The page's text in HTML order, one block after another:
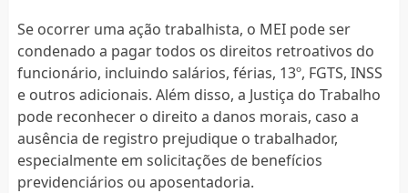
Se ocorrer uma ação trabalhista, o MEI pode ser
condenado a pagar todos os direitos retroativos do
funcionário, incluindo salários, férias, 13º, FGTS, INSS
e outros adicionais. Além disso, a Justiça do Trabalho
pode reconhecer o direito a danos morais, caso a
ausência de registro prejudique o trabalhador,
especialmente em solicitações de benefícios
previdenciários ou aposentadoria.